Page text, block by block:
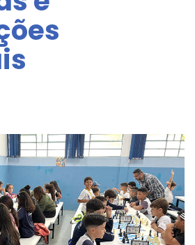
jornada no Legislativo
Simulada
das Cruzes
diversidade e inclusão no